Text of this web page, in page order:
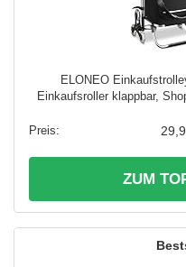
ELONEO
Einkaufsroller klappbar,
ZUM